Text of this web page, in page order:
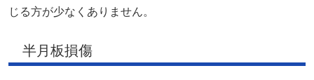
じる方が少なくありません。
半月板損傷